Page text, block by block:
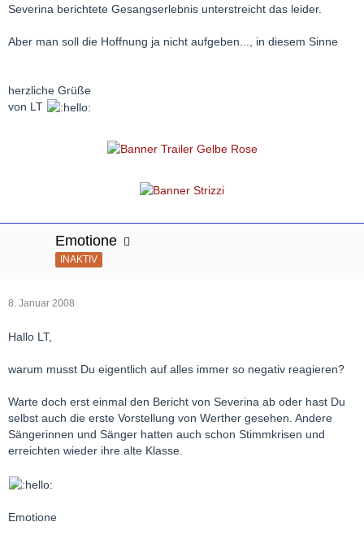
Severina berichtete Gesangserlebnis unterstreicht das leider.
Aber man soll die Hoffnung ja nicht aufgeben..., in diesem Sinne
herzliche Grüße
von LT
Emotione
INAKTIV
8. Januar 2008
Hallo LT,
warum musst Du eigentlich auf alles immer so negativ reagieren?
Warte doch erst einmal den Bericht von Severina ab oder hast Du
selbst auch die erste Vorstellung von Werther gesehen. Andere
Sängerinnen und Sänger hatten auch schon Stimmkrisen und
erreichten wieder ihre alte Klasse.
Emotione